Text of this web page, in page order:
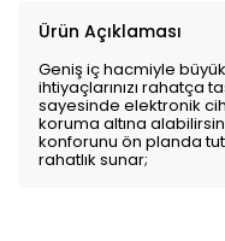
Ürün Açıklaması
Geniş iç hacmiyle
ihtiyaçlarınızı rahatça
sayesinde elektronik
koruma altına
konforunu ön planda
rahatlık sunar;